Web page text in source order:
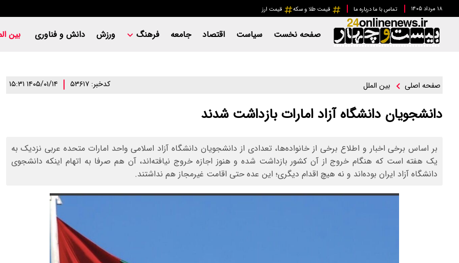
۱۸ مرداد ۱۴۰۵ تماس با ما درباره ما قیمت طلا و سکه قیمت ارز
صفحه نخست سیاست اقتصاد جامعه فرهنگ ورزش دانش و فناوری بین
صفحه اصلی بین الملل کدخبر: ۵۳۶۱۷ ۱۴۰۵/۰۱/۱۴ ۱۵:۳۱
دانشجویان دانشگاه آزاد امارات بازداشت شدند
بر اساس برخی اخبار و اطلاع برخی از خانواده‌ها، تعدادی از دانشجویان دانشگاه آزاد اسلامی واحد امارات متحده عربی نزدیک به
یک هفته است که هنگام خروج از آن کشور بازداشت شده و هنوز اجازه خروج نیافته‌اند، آن هم صرفا به اتهام اینکه دانشجوی
دانشگاه آزاد ایران بوده‌اند و نه هیچ اقدام دیگری؛ این عده حتی اقامت غیرمجاز هم نداشتند.